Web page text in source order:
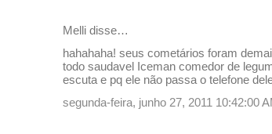
Melli disse…
hahahaha! seus cometários foram
todo saudavel Iceman comedor de
escuta e pq ele não passa o telefone
segunda-feira, junho 27, 2011 10:42:00